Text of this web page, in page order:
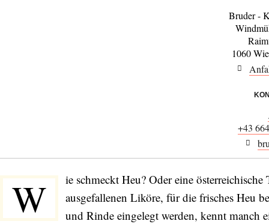
Bruder -
1060
+43
W
ie schmeckt Heu? Oder eine
ausgefallenen Liköre, für die frisches Heu
und Rinde eingelegt werden, kennt manch